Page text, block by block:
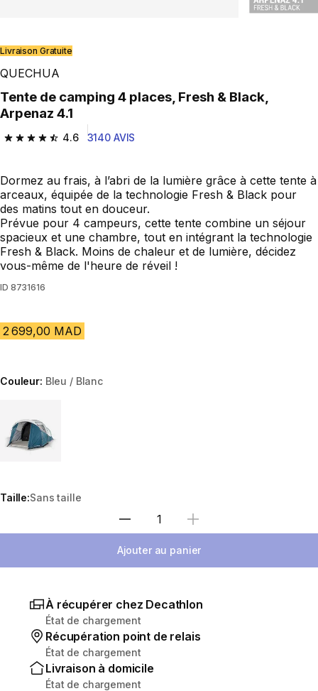
Play Video
Livraison Gratuite
QUECHUA
Tente de camping 4 places, Fresh & Black,
Arpenaz 4.1
4.6
4.6 out of 5 stars from 3140 reviews
3140 AVIS
Dormez au frais, à l’abri de la lumière grâce à cette tente à
arceaux, équipée de la technologie Fresh & Black pour
des matins tout en douceur.
Prévue pour 4 campeurs, cette tente combine un séjour
spacieux et une chambre, tout en intégrant la technologie
Fresh & Black. Moins de chaleur et de lumière, décidez
vous-même de l'heure de réveil !
ID 8731616
2 699,00 MAD
Couleur: Bleu / Blanc
Taille:Sans taille
Sélectionnez la quantité
Ajouter au panier
À récupérer chez Decathlon
État de chargement
Récupération point de relais
État de chargement
Livraison à domicile
État de chargement